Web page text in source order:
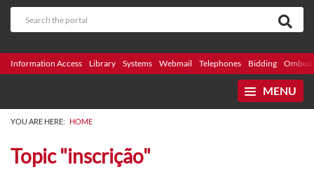
Information Access Library Systems Webmail Telephones Bidding
MENU
YOU ARE HERE: HOME
Topic "inscrição"